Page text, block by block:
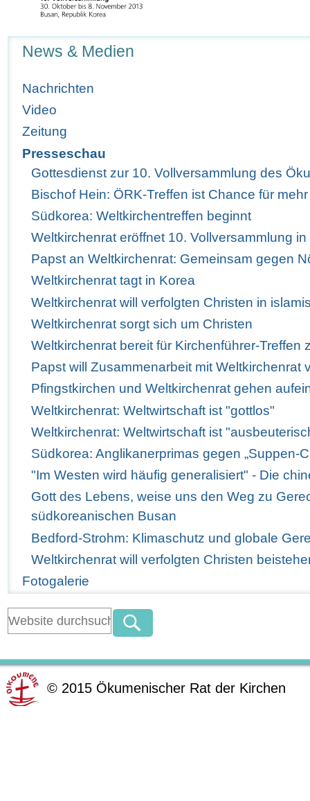
News & Medien
Nachrichten
Video
Zeitung
Presseschau
Gottesdienst zur 10. Vollversammlung des
Bischof Hein: ÖRK-Treffen ist Chance für
Südkorea: Weltkirchentreffen beginnt
Weltkirchenrat eröffnet 10. Vollversammlung
Papst an Weltkirchenrat: Gemeinsam gegen
Weltkirchenrat tagt in Korea
Weltkirchenrat will verfolgten Christen in
Weltkirchenrat sorgt sich um Christen
Weltkirchenrat bereit für Kirchenführer-Treffen
Papst will Zusammenarbeit mit Weltkirchenrat
Pfingstkirchen und Weltkirchenrat gehen
Weltkirchenrat: Weltwirtschaft ist "gottlos"
Weltkirchenrat: Weltwirtschaft ist
Südkorea: Anglikanerprimas gegen „Suppen-
"Im Westen wird häufig generalisiert" - Die
Gott des Lebens, weise uns den Weg zu
südkoreanischen Busan
Bedford-Strohm: Klimaschutz und globale
Weltkirchenrat will verfolgten Christen
Fotogalerie
© 2015 Ökumenischer Rat der Kirchen